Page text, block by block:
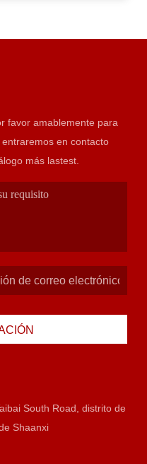
favor amablemente para
en contacto
el catálogo más lastest.
South Road, distrito de
Shaanxi